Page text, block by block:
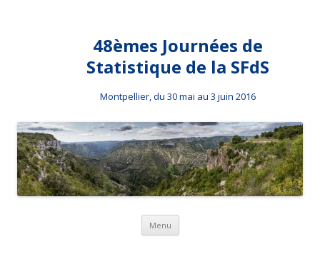
48èmes Journées de
Statistique de la SFdS
Montpellier, du 30 mai au 3 juin 2016
Menu Aller au contenu principal